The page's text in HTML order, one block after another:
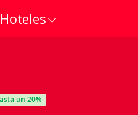
Hoteles
un 20%